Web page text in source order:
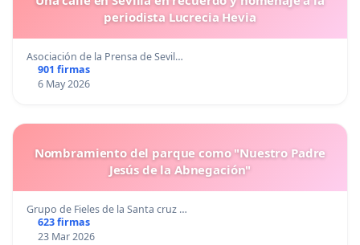
periodista Lucrecia Hevia
Asociación de la Prensa de Sevil…
901 firmas
6 May 2026
Nombramiento del parque como "Nuestro Padre
Jesús de la Abnegación"
Grupo de Fieles de la Santa cruz …
623 firmas
23 Mar 2026